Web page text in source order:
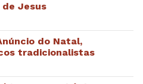
Jesus
do Natal,
tradicionalistas